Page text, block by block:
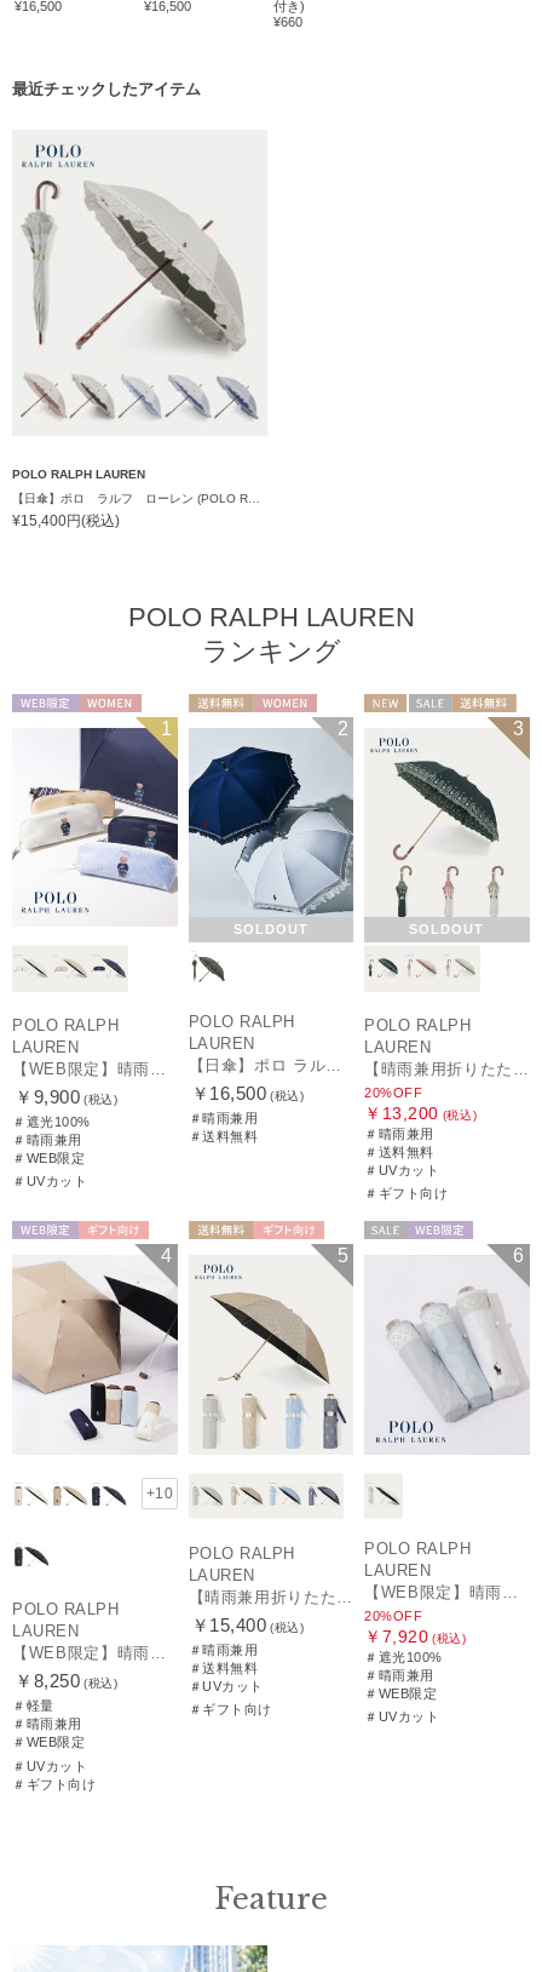
¥16,500 ¥16,500
付き)
¥660
最近チェックしたアイテム
POLO RALPH LAUREN
¥15,400円(税込)
POLO RALPH LAUREN
ランキング
1
POLO RALPH
LAUREN
￥9,900 (税込)
＃遮光100%
＃晴雨兼用
＃WEB限定
＃UVカット
2
SOLDOUT
POLO RALPH
LAUREN
￥16,500 (税込)
＃晴雨兼用
＃送料無料
送料無料
ギフト向け
3
SOLDOUT
POLO RALPH
LAUREN
20%OFF
￥13,200 (税込)
＃晴雨兼用
＃送料無料
＃UVカット
＃ギフト向け
ギフト向け
UNISEX
4
+10
POLO RALPH
LAUREN
【WEB限定】晴雨兼用折りたたみ日傘 ポロ ラルフ ローレン ポロポニー刺繍 POLO BEAR 雨の日OK 遮光100% 遮熱 簡単開閉 UV100% 晴雨兼用
￥8,250 (税込)
＃軽量
＃晴雨兼用
＃WEB限定
＃UVカット
＃ギフト向け
ギフト向け
WOMEN
5
POLO RALPH
LAUREN
【晴雨兼用折りたたみ日傘】ポロ ラルフ ローレン (POLO RALPH LAUREN) 先染めジャガード 遮光 UV 遮熱
￥15,400 (税込)
＃晴雨兼用
＃送料無料
＃UVカット
＃ギフト向け
6
POLO RALPH
LAUREN
【WEB限定】晴雨兼用折りたたみ日傘 ポロ ラルフ ローレン（POLO RALPH LAUREN）シャンブレーレース 遮光100 UV100
20%OFF
￥7,920 (税込)
＃遮光100%
＃晴雨兼用
＃WEB限定
＃UVカット
Feature